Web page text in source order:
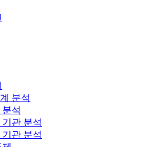
분석
석
관 분석
관 분석